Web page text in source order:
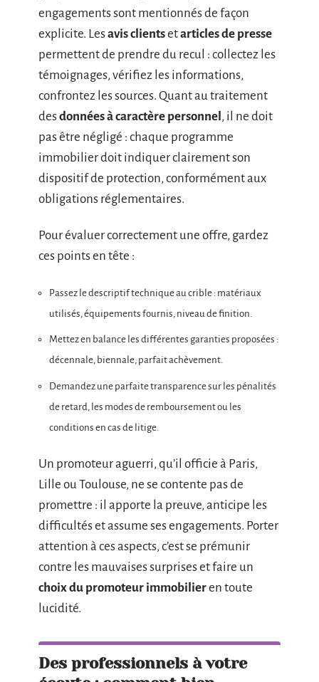
engagements sont mentionnés de façon
explicite. Lesavis clientsetarticles de presse
permettent de prendre du recul : collectez les
témoignages, vérifiez les informations,
confrontez les sources. Quant au traitement
desdonnées à caractère personnel, il ne doit
pas être négligé : chaque programme
immobilier doit indiquer clairement son
dispositif de protection, conformément aux
obligations réglementaires.
Pour évaluer correctement une offre, gardez
ces points en tête :
Passez le descriptif technique au crible : matériaux
utilisés, équipements fournis, niveau de finition.
Mettez en balance les différentes garanties proposées :
décennale, biennale, parfait achèvement.
Demandez une parfaite transparence sur les pénalités
de retard, les modes de remboursement ou les
conditions en cas de litige.
Un promoteur aguerri, qu’il officie à Paris,
Lille ou Toulouse, ne se contente pas de
promettre : il apporte la preuve, anticipe les
difficultés et assume ses engagements. Porter
attention à ces aspects, c’est se prémunir
contre les mauvaises surprises et faire un
choix du promoteur immobilieren toute
lucidité.
Des professionnels à votre